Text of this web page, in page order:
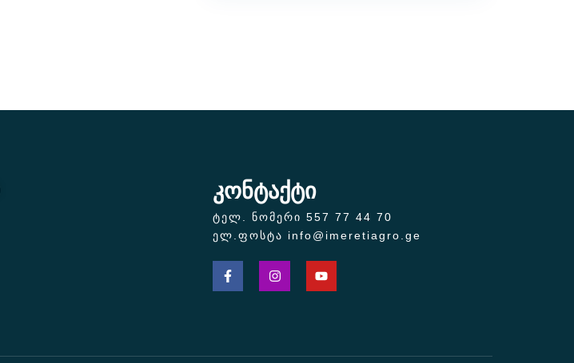
კონტაქტი
ტელ. ნომერი 557 77 44 70
ელ.ფოსტა info@imeretiagro.ge